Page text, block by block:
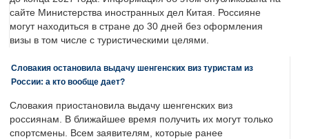
сайте Министерства иностранных дел Китая. Россияне
могут находиться в стране до 30 дней без оформления
визы в том числе с туристическими целями.
Словакия остановила выдачу шенгенских виз туристам из
России: а кто вообще дает?
Словакия приостановила выдачу шенгенских виз
россиянам. В ближайшее время получить их могут только
спортсмены. Всем заявителям, которые ранее